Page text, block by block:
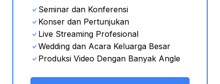
Seminar dan Konferensi
Konser dan Pertunjukan
Live Streaming Profesional
Wedding dan Acara Keluarga Besar
Produksi Video Dengan Banyak Angle